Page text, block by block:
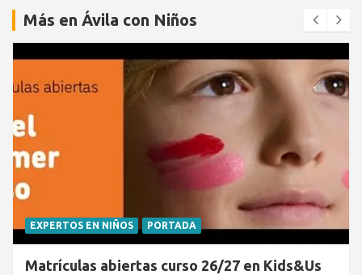
Más en Ávila con Niños
EXPERTOS EN NIÑOS PORTADA
Matrículas abiertas curso 26/27 en Kids&Us